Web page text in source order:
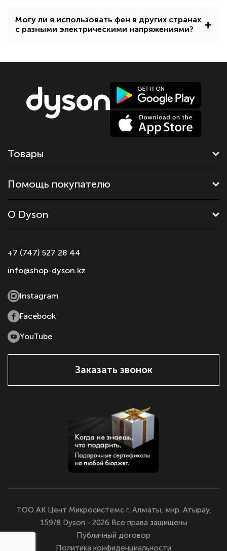
Могу ли я использовать фен в других странах
с разными электрическими напряжениями?
+
Товары
Помощь покупателю
О Dyson
+7 (747) 527 28 44
info@shop-dyson.kz
Instagram
Facebook
YouTube
Заказать звонок
ТОО АК Цент Микросистемс г. Алматы, мкр. Атырау,
159/8 Dyson - 2026 Все права защищены
Публичный договор
Политика конфиденциальности